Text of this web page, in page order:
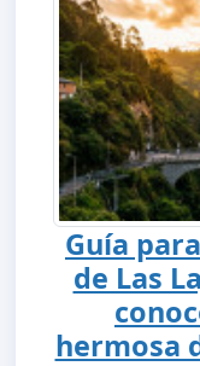
Guía
de Las
hermosa